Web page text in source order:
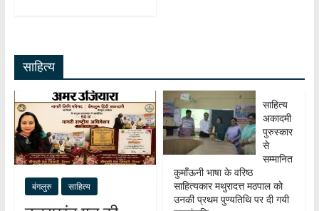
A
p
p
o
k
m
e
dI
n
साहित्य
बंगलुरु साहित्य
साहित्य
अकादमी
पुरुस्कार
से
सम्मानित
कुमाँऊनी भाषा के वरिष्ठ
साहित्यकार मथुरादत्त मठपाल को
उनकी प्रथम पुण्यतिथि पर दी गयी